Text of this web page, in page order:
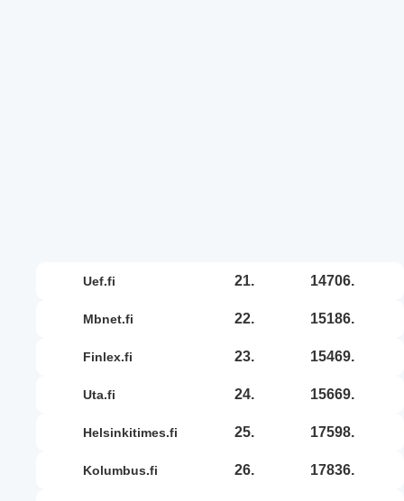
uef.fi 21. 14706.
mbnet.fi 22. 15186.
finlex.fi 23. 15469.
uta.fi 24. 15669.
helsinkitimes.fi 25. 17598.
kolumbus.fi 26. 17836.